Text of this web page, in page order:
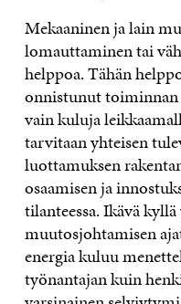
Mekaaninen ja lain
lomauttaminen tai
helppoa. Tähän
onnistunut
vain kuluja
tarvitaan yhteisen
luottamuksen
osaamisen ja
tilanteessa. Ikävä
muutosjohtamisen
energia kuluu
työnantajan kuin